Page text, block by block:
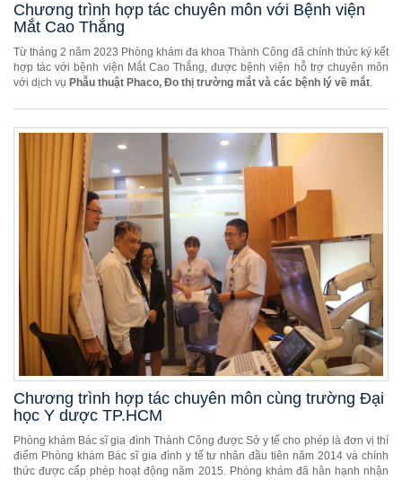
Chương trình hợp tác chuyên môn với Bệnh viện
Mắt Cao Thắng
Từ tháng 2 năm 2023 Phòng khám đa khoa Thành Công đã chính thức ký kết
hợp tác với bệnh viện Mắt Cao Thắng, được bệnh viện hỗ trợ chuyên môn
với dịch vụ Phẫu thuật Phaco, Đo thị trường mắt và các bệnh lý về mắt.
Chương trình hợp tác chuyên môn cùng trường Đại
học Y dược TP.HCM
Phòng khám Bác sĩ gia đình Thành Công được Sở y tế cho phép là đơn vị thí
điểm Phòng khám Bác sĩ gia đình y tế tư nhân đầu tiên năm 2014 và chính
thức được cấp phép hoạt động năm 2015. Phòng khám đã hân hạnh nhận